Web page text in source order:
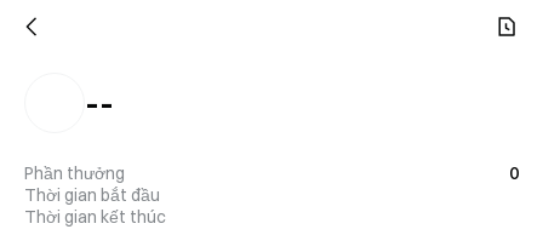
--
Phần thưởng
0
Thời gian bắt đầu
Thời gian kết thúc